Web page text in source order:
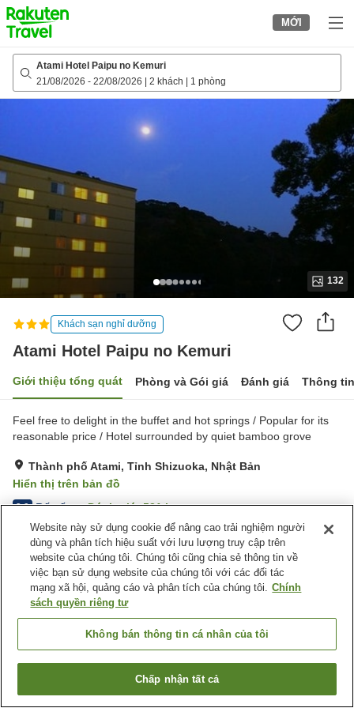
to
top
page
MỚI
Atami Hotel Paipu no Kemuri
21/08/2026 - 22/08/2026 2 khách 1 phòng
132
Khách sạn nghỉ dưỡng
Atami Hotel Paipu no Kemuri
Giới thiệu tổng quát Phòng và Gói giá Đánh giá Thông
Feel free to delight in the buffet and hot springs / Popular for its
reasonable price / Hotel surrounded by quiet bamboo grove
Thành phố Atami, Tỉnh Shizuoka, Nhật Bản
Hiển thị trên bản đồ
3.9 Rất tốt Đánh giá:531lượt
Tiện nghi chỗ nghỉ
Bãi đỗ xe
Máy bán hàng tự động
Cửa hàng
Nhà Tắm Lộ Thiên (Có
Trang chủ Nhật Bản Tỉnh Shizuoka
Thành phố Atami
Atami Hotel Paipu no Kemuri
Tìm phòng trống
Website này sử dụng cookie để nâng cao trải nghiệm người
dùng và phân tích hiệu suất với lưu lượng truy cập trên
website của chúng tôi. Chúng tôi cũng chia sẻ thông tin về
việc bạn sử dụng website của chúng tôi với các đối tác
mạng xã hội, quảng cáo và phân tích của chúng tôi. Chính
sách quyền riêng tư
Không bán thông tin cá nhân của tôi
Chấp nhận tất cả